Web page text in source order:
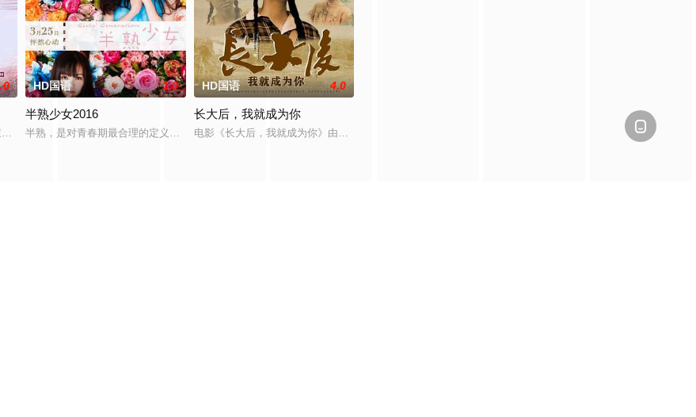
力，克服种种困难，组建乐队追求自己的音乐梦想，并走出了困住他
HD国语 1.0
半熟少女2016
半熟，是对青春期最合理的定义，它是梦开始的地方，没有深思熟虑，只有最单纯的坚定，然而，在这
HD国语 4.0
长大后，我就成为你
电影《长大后，我就成为你》由中共四川省第十一届党代表、第十二届中华慈善奖最具爱心慈善楷模张
